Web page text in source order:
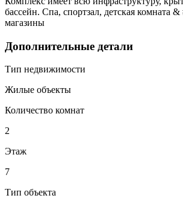
бассейн. Спа, спортзал, детская комната
магазины
Дополнительные детали
Тип недвижимости
Жилые объекты
Количество комнат
2
Этаж
7
Тип объекта